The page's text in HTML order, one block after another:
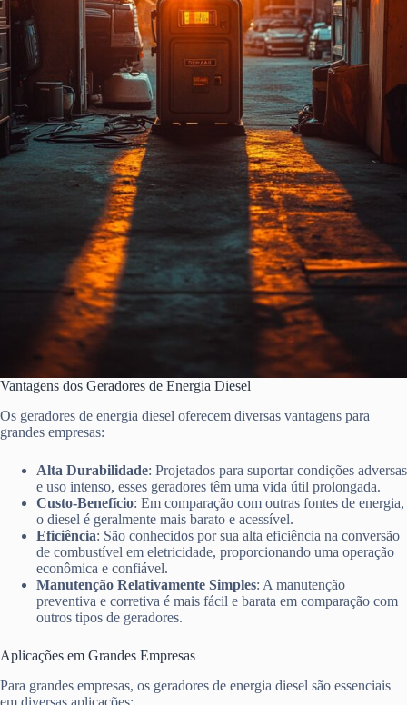
Vantagens dos Geradores de Energia Diesel
Os geradores de energia diesel oferecem diversas vantagens para
grandes empresas:
Alta Durabilidade: Projetados para suportar condições adversas
e uso intenso, esses geradores têm uma vida útil prolongada.
Custo-Benefício: Em comparação com outras fontes de energia,
o diesel é geralmente mais barato e acessível.
Eficiência: São conhecidos por sua alta eficiência na conversão
de combustível em eletricidade, proporcionando uma operação
econômica e confiável.
Manutenção Relativamente Simples: A manutenção
preventiva e corretiva é mais fácil e barata em comparação com
outros tipos de geradores.
Aplicações em Grandes Empresas
Para grandes empresas, os geradores de energia diesel são essenciais
em diversas aplicações: